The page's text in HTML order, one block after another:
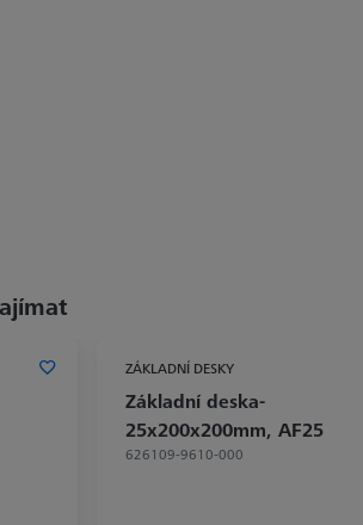
ZÁKLADNÍ DESKY
Základní deska-
25x200x200mm, AF25
626109-9610-000